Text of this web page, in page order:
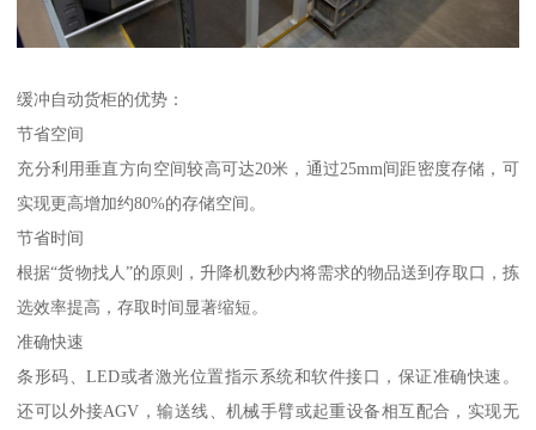
缓冲自动货柜的优势：
节省空间
充分利用垂直方向空间较高可达20米，通过25mm间距密度存储，可
实现更高增加约80%的存储空间。
节省时间
根据“货物找人”的原则，升降机数秒内将需求的物品送到存取口，拣
选效率提高，存取时间显著缩短。
准确快速
条形码、LED或者激光位置指示系统和软件接口，保证准确快速。
还可以外接AGV，输送线、机械手臂或起重设备相互配合，实现无